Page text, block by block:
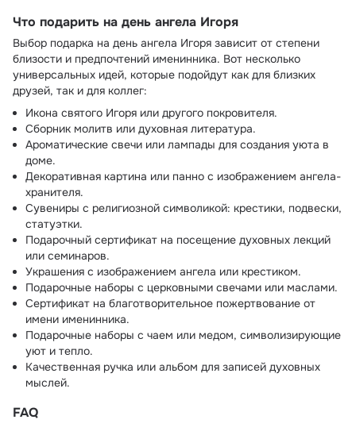
Что подарить на день ангела Игоря
Выбор подарка на день ангела Игоря зависит от степени
близости и предпочтений именинника. Вот несколько
универсальных идей, которые подойдут как для близких
друзей, так и для коллег:
Икона святого Игоря или другого покровителя.
Сборник молитв или духовная литература.
Ароматические свечи или лампады для создания уюта в
доме.
Декоративная картина или панно с изображением ангела-
хранителя.
Сувениры с религиозной символикой: крестики, подвески,
статуэтки.
Подарочный сертификат на посещение духовных лекций
или семинаров.
Украшения с изображением ангела или крестиком.
Подарочные наборы с церковными свечами или маслами.
Сертификат на благотворительное пожертвование от
имени именинника.
Подарочные наборы с чаем или медом, символизирующие
уют и тепло.
Качественная ручка или альбом для записей духовных
мыслей.
FAQ